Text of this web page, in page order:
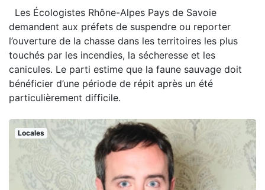
Les Écologistes Rhône-Alpes Pays de Savoie
demandent aux préfets de suspendre ou reporter
l’ouverture de la chasse dans les territoires les plus
touchés par les incendies, la sécheresse et les
canicules. Le parti estime que la faune sauvage doit
bénéficier d’une période de répit après un été
particulièrement difficile.
Locales